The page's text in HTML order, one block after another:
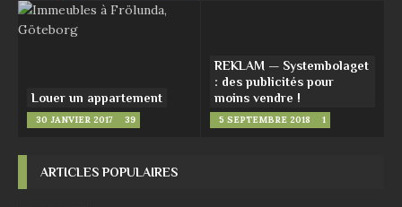
Louer un appartement
30 JANVIER 2017 39
REKLAM — Systembolaget
: des publicités pour
moins vendre !
5 SEPTEMBRE 2018 1
ARTICLES POPULAIRES